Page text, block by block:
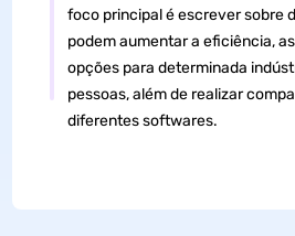
foco principal é escrever sobre
podem aumentar a eficiência,
opções para determinada
pessoas, além de realizar
diferentes softwares.